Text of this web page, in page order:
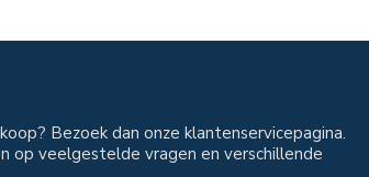
Bezoek dan onze klantenservicepagina.
op veelgestelde vragen en verschillende